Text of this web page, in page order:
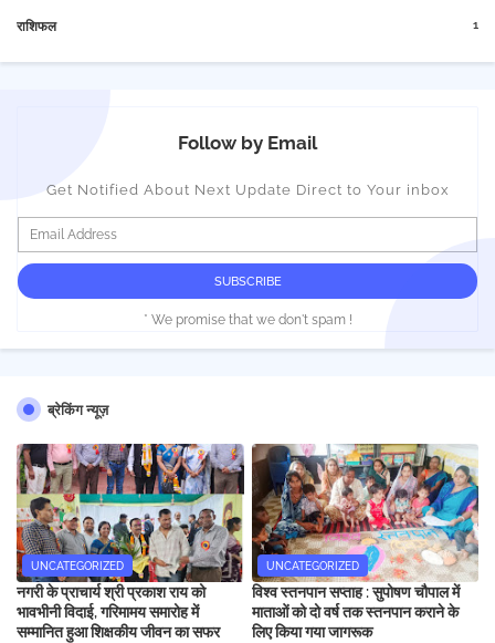
राशिफल 1
Follow by Email
Get Notified About Next Update Direct to Your inbox
* We promise that we don't spam !
ब्रेकिंग न्यूज़
UNCATEGORIZED
नगरी के प्राचार्य श्री प्रकाश राय को
भावभीनी विदाई, गरिमामय समारोह में
सम्मानित हुआ शिक्षकीय जीवन का सफर
UNCATEGORIZED
विश्व स्तनपान सप्ताह : सुपोषण चौपाल में
माताओं को दो वर्ष तक स्तनपान कराने के
लिए किया गया जागरूक